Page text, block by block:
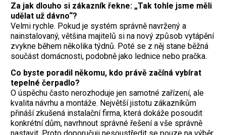
Za jak dlouho si zákazník řekne: „Tak tohle jsme měli
udělat už dávno“?
Velmi rychle. Pokud je systém správně navržený a
nainstalovaný, většina majitelů si na nový způsob vytápění
zvykne během několika týdnů. Poté se z něj stane běžná
součást domácnosti, podobně jako lednice nebo pračka.
Co byste poradil někomu, kdo právě začíná vybírat
tepelné čerpadlo?
O úspěchu často nerozhoduje jen samotné zařízení, ale
kvalita návrhu a montáže. Největší jistotu zákazníkům
přináší zkušená instalační firma, která dokáže posoudit
konkrétní dům, navrhnout správné řešení a vše správně